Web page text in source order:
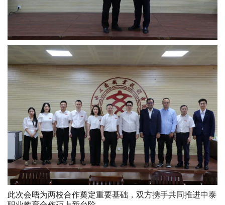
此次会晤为两校合作奠定重要基础，双方携手共同推进中泰